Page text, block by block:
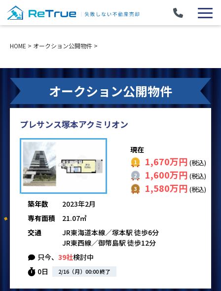
HOME > オークション公開物件 >
オークション公開物件
プレサンス塚本アクミリオン
現在
1,670万円 (税込)
1,600万円 (税込)
1,580万円 (税込)
築年数
2023年2月
専有面積
21.07㎡
交通
JR東海道本線／塚本駅 徒歩6分
JR東西線／御幣島駅 徒歩12分
只今、 39社検討中
0日
2/16（月）00:00 終了